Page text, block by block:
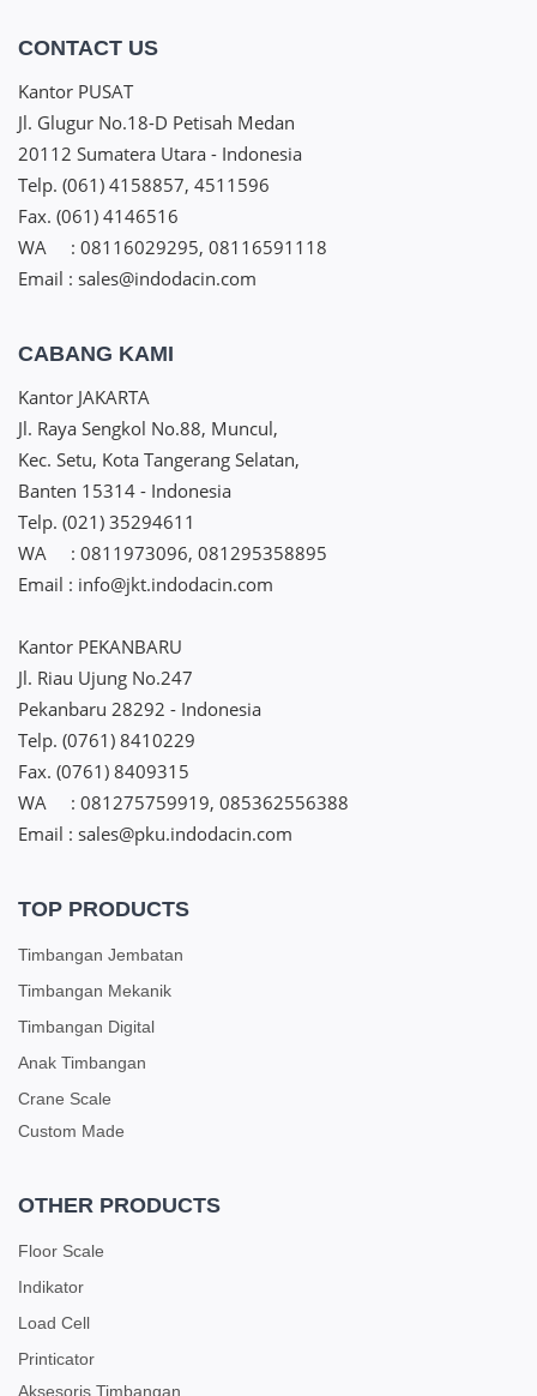
CONTACT US
Kantor PUSAT
Jl. Glugur No.18-D Petisah Medan
20112 Sumatera Utara - Indonesia
Telp. (061) 4158857, 4511596
Fax. (061) 4146516
WA : 08116029295, 08116591118
Email : sales@indodacin.com
CABANG KAMI
Kantor JAKARTA
Jl. Raya Sengkol No.88, Muncul,
Kec. Setu, Kota Tangerang Selatan,
Banten 15314 - Indonesia
Telp. (021) 35294611
WA : 0811973096, 081295358895
Email : info@jkt.indodacin.com
Kantor PEKANBARU
Jl. Riau Ujung No.247
Pekanbaru 28292 - Indonesia
Telp. (0761) 8410229
Fax. (0761) 8409315
WA : 081275759919, 085362556388
Email : sales@pku.indodacin.com
TOP PRODUCTS
Timbangan Jembatan
Timbangan Mekanik
Timbangan Digital
Anak Timbangan
Crane Scale
Custom Made
OTHER PRODUCTS
Floor Scale
Indikator
Load Cell
Printicator
Aksesoris Timbangan